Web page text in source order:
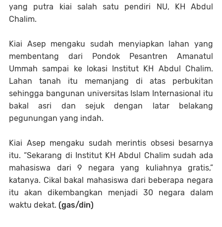
yang putra kiai salah satu pendiri NU, KH Abdul
Chalim.
Kiai Asep mengaku sudah menyiapkan lahan yang
membentang dari Pondok Pesantren Amanatul
Ummah sampai ke lokasi Institut KH Abdul Chalim.
Lahan tanah itu memanjang di atas perbukitan
sehingga bangunan universitas Islam Internasional itu
bakal asri dan sejuk dengan latar belakang
pegunungan yang indah.
Kiai Asep mengaku sudah merintis obsesi besarnya
itu. “Sekarang di Institut KH Abdul Chalim sudah ada
mahasiswa dari 9 negara yang kuliahnya gratis,”
katanya. Cikal bakal mahasiswa dari beberapa negara
itu akan dikembangkan menjadi 30 negara dalam
waktu dekat. (gas/din)